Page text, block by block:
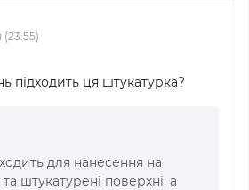
підходить ця штукатурка?
для нанесення на
та штукатурені поверхні, а